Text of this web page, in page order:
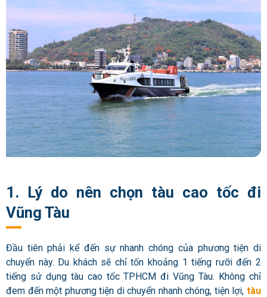
1. Lý do nên chọn tàu cao tốc đi
Vũng Tàu
Đầu tiên phải kể đến sự nhanh chóng của phương tiện di
chuyển này. Du khách sẽ chỉ tốn khoảng 1 tiếng rưỡi đến 2
tiếng sử dụng tàu cao tốc TPHCM đi Vũng Tàu. Không chỉ
đem đến một phương tiện di chuyển nhanh chóng, tiện lợi, tàu